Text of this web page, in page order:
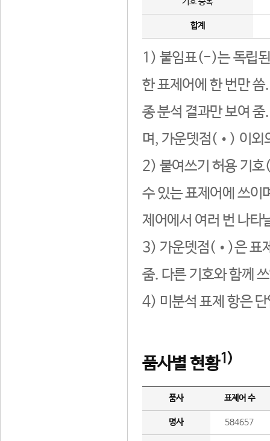
합계
1) 붙임표(-)는 독립된
한 표제어에 한 번만
종 분석 결과만 보여
며, 가운뎃점(•) 이외
2) 붙여쓰기 허용 기호
수 있는 표제어에 쓰이
제어에서 여러 번 나타
3) 가운뎃점(•)은 표
줌. 다른 기호와 함께
4) 미분석 표제 항은
품사별 현황1)
품사 표제어 수
명사 584657